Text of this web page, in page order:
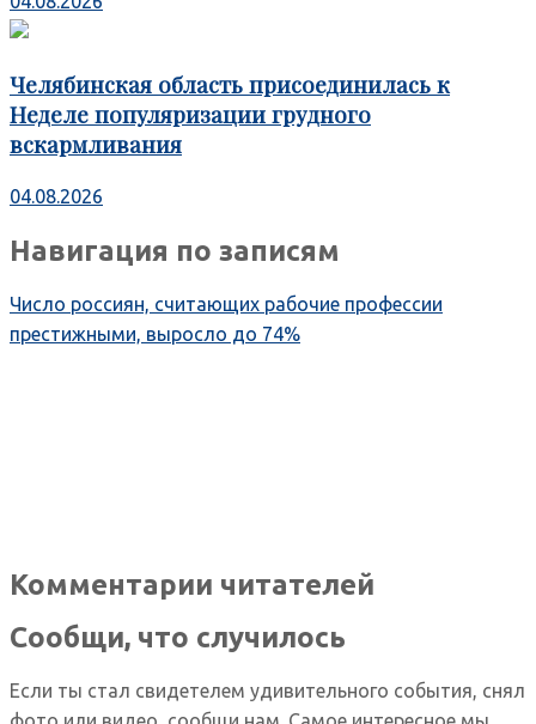
Челябинская область присоединилась к
Неделе популяризации грудного
вскармливания
04.08.2026
Навигация по записям
Число россиян, считающих рабочие профессии
престижными, выросло до 74%
Комментарии читателей
Сообщи, что случилось
Если ты стал свидетелем удивительного события, снял